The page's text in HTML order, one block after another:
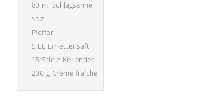
80 ml Schlagsahne
Salz
Pfeffer
5 EL Limettensaft
15 Stiele Koriander
200 g Crème fraîche